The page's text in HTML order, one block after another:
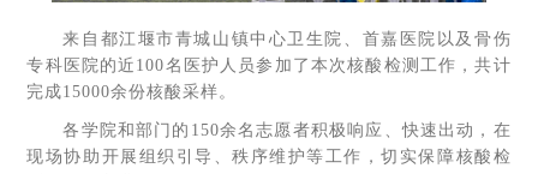
来自都江堰市青城山镇中心卫生院、首嘉医院以及骨伤
专科医院的近100名医护人员参加了本次核酸检测工作，共计
完成15000余份核酸采样。
各学院和部门的150余名志愿者积极响应、快速出动，在
现场协助开展组织引导、秩序维护等工作，切实保障核酸检